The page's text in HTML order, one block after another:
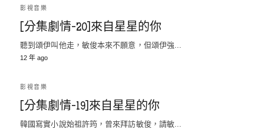
影視音樂
[分集劇情-20]來自星星的你
聽到頌伊叫他走，敏俊本來不願意，但頌伊強...
12 年 ago
影視音樂
[分集劇情-19]來自星星的你
韓國寫實小說始祖許筠，曾來拜訪敏俊，請敏...